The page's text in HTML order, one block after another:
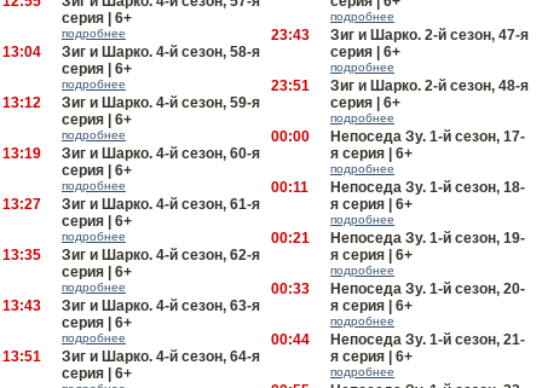
серия | 6+
подробнее
13:04
Зиг и Шарко. 4-й сезон, 58-я
серия | 6+
подробнее
13:12
Зиг и Шарко. 4-й сезон, 59-я
серия | 6+
подробнее
13:19
Зиг и Шарко. 4-й сезон, 60-я
серия | 6+
подробнее
13:27
Зиг и Шарко. 4-й сезон, 61-я
серия | 6+
подробнее
13:35
Зиг и Шарко. 4-й сезон, 62-я
серия | 6+
подробнее
13:43
Зиг и Шарко. 4-й сезон, 63-я
серия | 6+
подробнее
13:51
Зиг и Шарко. 4-й сезон, 64-я
серия | 6+
подробнее
23:43
Зиг и Шарко. 2-й сезон, 47-я
серия | 6+
подробнее
23:51
Зиг и Шарко. 2-й сезон, 48-я
серия | 6+
подробнее
00:00
Непоседа Зу. 1-й сезон, 17-
я серия | 6+
подробнее
00:11
Непоседа Зу. 1-й сезон, 18-
я серия | 6+
подробнее
00:21
Непоседа Зу. 1-й сезон, 19-
я серия | 6+
подробнее
00:33
Непоседа Зу. 1-й сезон, 20-
я серия | 6+
подробнее
00:44
Непоседа Зу. 1-й сезон, 21-
я серия | 6+
подробнее